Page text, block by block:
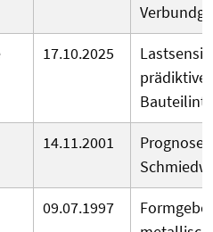
17.10.2025
14.11.2001
Prognose
09.07.1997